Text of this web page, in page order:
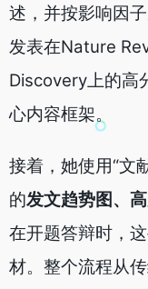
述，并按影响因
发表在Nature
Discovery上的高
心内容框架。
接着，她使用“文
的发文趋势图、
在开题答辩时，
材。整个流程从